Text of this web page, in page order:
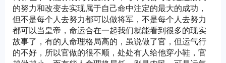
的努力和改变去实现属于自己命中注定的最大的成功，
但不是每个人去努力都可以做将军，不是每个人去努力
都可以当皇帝，命运合在一起我们就能看到很多的现实
故事了，有的人命理格局高的，虽说做了官，但运气行
的不好，所以官做的很不顺，处处有人给他穿小鞋，官